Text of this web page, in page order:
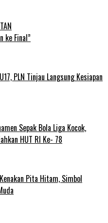
ke Final”
PLN Tinjau Langsung Kesiapan
Sepak Bola Liga Kocok,
HUT RI Ke- 78
Pita Hitam, Simbol